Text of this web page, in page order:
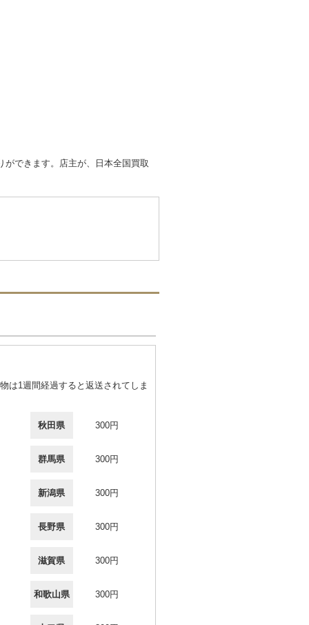
できます。店主が、日本全国買取
は1週間経過すると返送されてしま
秋田県 300円
群馬県 300円
新潟県 300円
長野県 300円
滋賀県 300円
和歌山県 300円